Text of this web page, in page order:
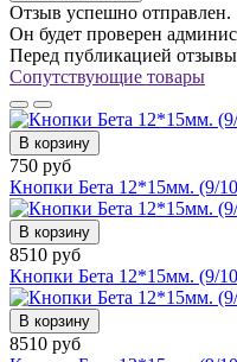
Отзыв успешно отправлен.
Он будет проверен
Перед публикацией
Сопутствующие товары
В корзину
750 руб
Кнопки Бета 12*15мм. (9/
В корзину
8510 руб
Кнопки Бета 12*15мм. (9/
В корзину
8510 руб